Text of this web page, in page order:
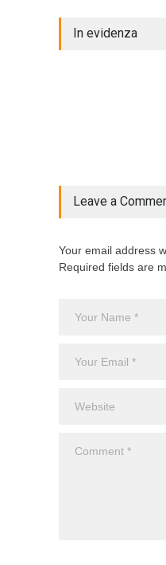
In evidenza
Leave a
Your email address
Required fields are